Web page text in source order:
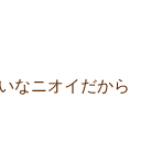
なニオイだから